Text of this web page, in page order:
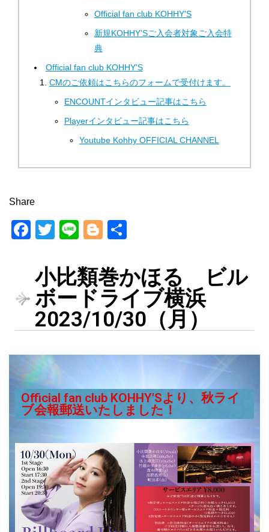
Official fan club KOHHY'S
新規KOHHY'Sご入会者対象ご入会特
典
Official fan club KOHHY'S
CMのご依頼はこちらのフォームで受付けます。
ENCOUNTインタビュー記事はこちら
Playerインタビュー記事はこちら
Youtube Kohhy OFFICIAL CHANNEL
Share
F
c
e
b
o
k
T
tt
er
Li
e
Bl
g
g
er
小比類巻かほる ビル
ボードライブ横浜
2023/10/30（月）
Official fan club KOHHY'Sより、秋ライ
ブ会報郵送いたしました！